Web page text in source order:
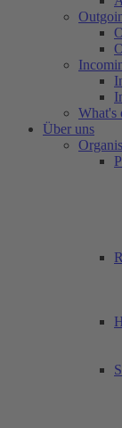
What's
Über uns